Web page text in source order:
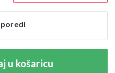
u košaricu